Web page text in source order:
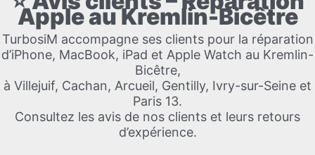
Apple au Kremlin-Bicêtre
TurbosiM accompagne ses clients pour la réparation
d’iPhone, MacBook, iPad et Apple Watch au Kremlin-
Bicêtre,
à Villejuif, Cachan, Arcueil, Gentilly, Ivry-sur-Seine et
Paris 13.
Consultez les avis de nos clients et leurs retours
d’expérience.